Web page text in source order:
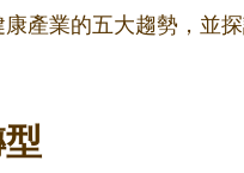
產業的五大趨勢，並